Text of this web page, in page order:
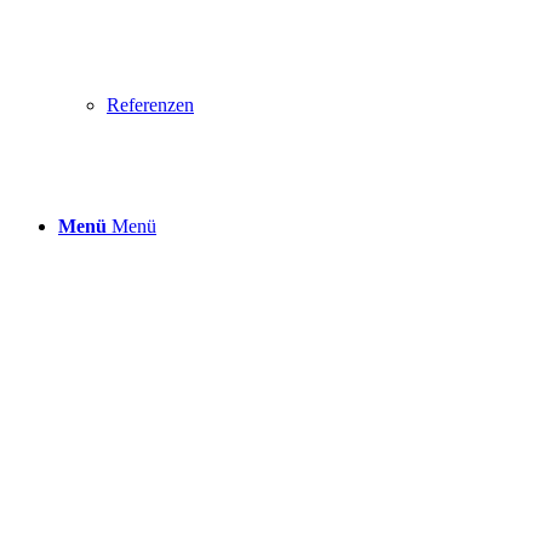
Referenzen
Menü Menü